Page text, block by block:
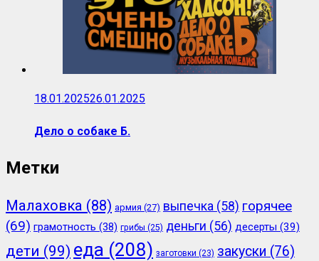
18.01.202526.01.2025
Дело о собаке Б.
Метки
Малаховка (88) армия (27) выпечка (58) горячее
(69) грамотность (38) грибы (25) деньги (56) десерты (39)
дети (99) еда (208) заготовки (23) закуски (76)